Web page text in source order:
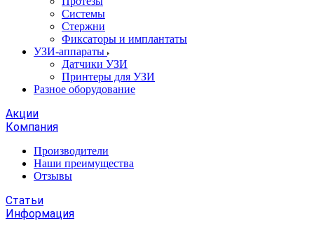
Системы
Стержни
Фиксаторы и имплантаты
УЗИ-аппараты
Датчики УЗИ
Принтеры для УЗИ
Разное оборудование
Акции
Компания
Производители
Наши преимущества
Отзывы
Статьи
Информация